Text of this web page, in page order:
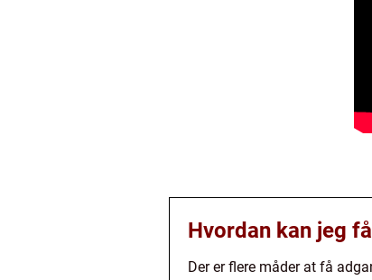
Hvordan kan jeg
Der er flere måder at få